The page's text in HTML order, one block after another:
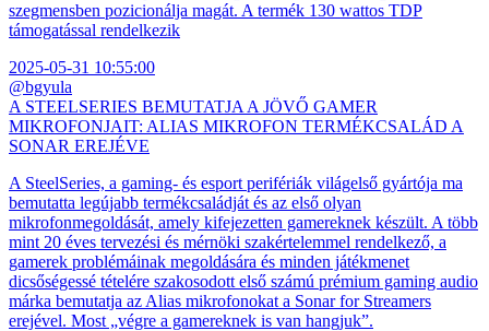
szegmensben pozicionálja magát. A termék 130 wattos TDP
támogatással rendelkezik
2025-05-31 10:55:00
@bgyula
A STEELSERIES BEMUTATJA A JÖVŐ GAMER
MIKROFONJAIT: ALIAS MIKROFON TERMÉKCSALÁD A
SONAR EREJÉVE
A SteelSeries, a gaming- és esport perifériák világelső gyártója ma
bemutatta legújabb termékcsaládját és az első olyan
mikrofonmegoldását, amely kifejezetten gamereknek készült. A több
mint 20 éves tervezési és mérnöki szakértelemmel rendelkező, a
gamerek problémáinak megoldására és minden játékmenet
dicsőségessé tételére szakosodott első számú prémium gaming audio
márka bemutatja az Alias mikrofonokat a Sonar for Streamers
erejével. Most „végre a gamereknek is van hangjuk”.